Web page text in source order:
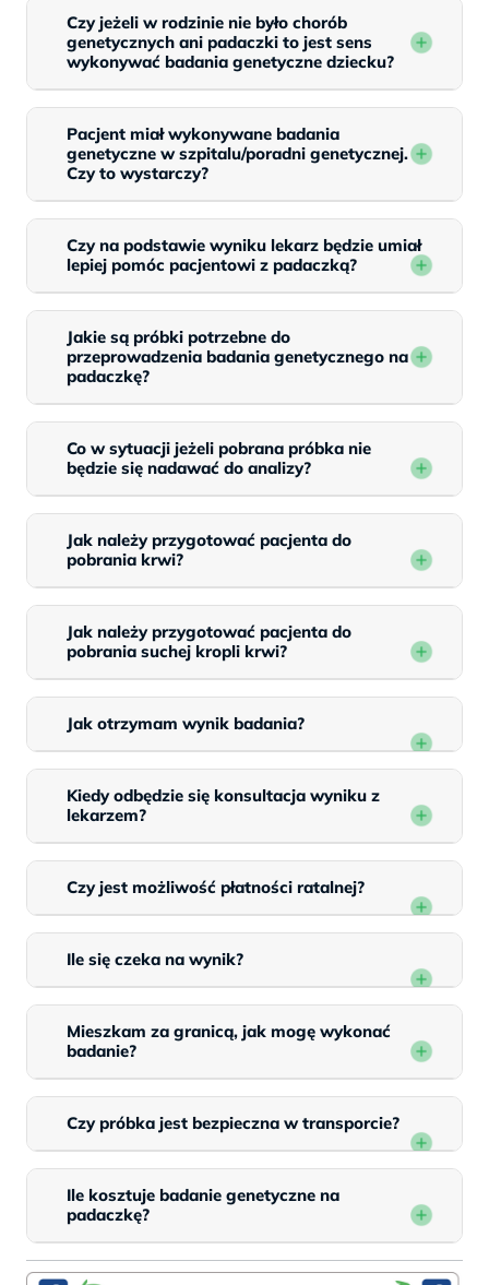
Czy jeżeli w rodzinie nie było chorób
genetycznych ani padaczki to jest sens
wykonywać badania genetyczne dziecku?
Pacjent miał wykonywane badania
genetyczne w szpitalu/poradni genetycznej.
Czy to wystarczy?
Czy na podstawie wyniku lekarz będzie umiał
lepiej pomóc pacjentowi z padaczką?
Jakie są próbki potrzebne do
przeprowadzenia badania genetycznego na
padaczkę?
Co w sytuacji jeżeli pobrana próbka nie
będzie się nadawać do analizy?
Jak należy przygotować pacjenta do
pobrania krwi?
Jak należy przygotować pacjenta do
pobrania suchej kropli krwi?
Jak otrzymam wynik badania?
Kiedy odbędzie się konsultacja wyniku z
lekarzem?
Czy jest możliwość płatności ratalnej?
Ile się czeka na wynik?
Mieszkam za granicą, jak mogę wykonać
badanie?
Czy próbka jest bezpieczna w transporcie?
Ile kosztuje badanie genetyczne na
padaczkę?